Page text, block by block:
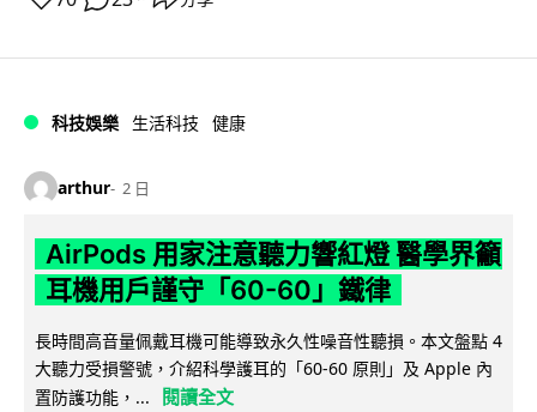
科技娛樂 生活科技 健康
arthur 2 日
AirPods 用家注意聽力響紅燈 醫學界籲
耳機用戶謹守「60-60」鐵律
長時間高音量佩戴耳機可能導致永久性噪音性聽損。本文盤點 4
大聽力受損警號，介紹科學護耳的「60-60 原則」及 Apple 內
置防護功能，...
閱讀全文